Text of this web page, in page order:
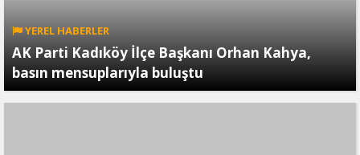
YEREL HABERLER
AK Parti Kadıköy İlçe Başkanı Orhan Kahya,
basın mensuplarıyla buluştu